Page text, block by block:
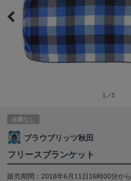
1／5
在庫なし
ブラウブリッツ秋田
フリースブランケット
販売期間：2018年6月11日16時00分から